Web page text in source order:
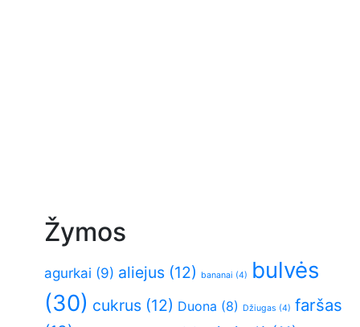
Žymos
agurkai (9) aliejus (12) bananai (4)
bulvės
(30) cukrus (12) Duona (8) Džiugas (4) faršas